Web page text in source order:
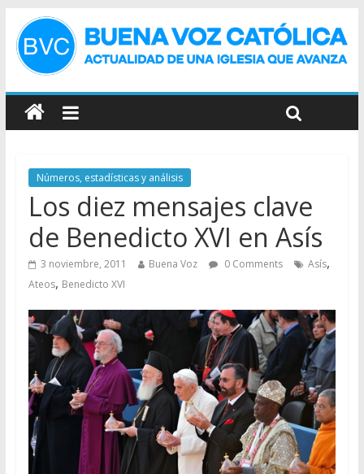
Números, estadísticas y análisis
Los diez mensajes clave
de Benedicto XVI en Asís
3 noviembre, 2011 Buena Voz 0 Comments Asís,
Ateos, Benedicto XVI